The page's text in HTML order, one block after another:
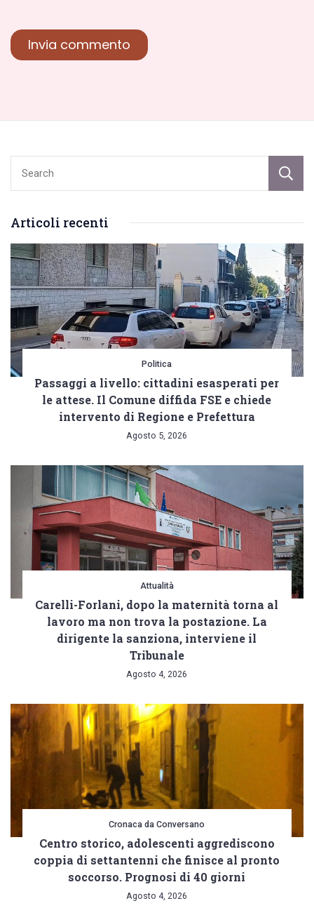
Articoli recenti
Politica
Passaggi a livello: cittadini esasperati per
le attese. Il Comune diffida FSE e chiede
intervento di Regione e Prefettura
Agosto 5, 2026
Attualità
Carelli-Forlani, dopo la maternità torna al
lavoro ma non trova la postazione. La
dirigente la sanziona, interviene il
Tribunale
Agosto 4, 2026
Cronaca da Conversano
Centro storico, adolescenti aggrediscono
coppia di settantenni che finisce al pronto
soccorso. Prognosi di 40 giorni
Agosto 4, 2026